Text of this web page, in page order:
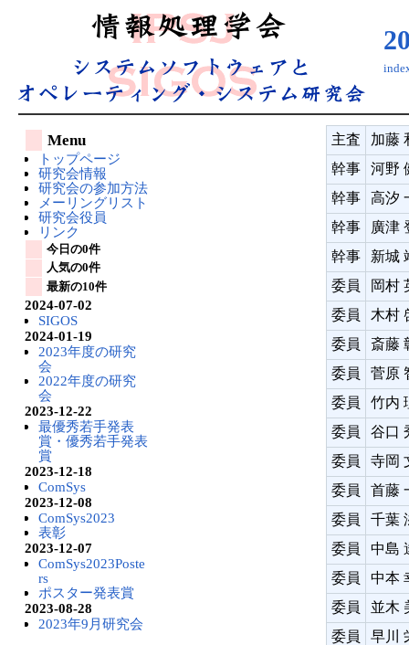
Menu
トップページ
研究会情報
研究会の参加方法
メーリングリスト
研究会役員
リンク
今日の0件
人気の0件
最新の10件
2024-07-02
SIGOS
2024-01-19
2023年度の研究
会
2022年度の研究
会
2023-12-22
最優秀若手発表
賞・優秀若手発表
賞
2023-12-18
ComSys
2023-12-08
ComSys2023
表彰
2023-12-07
ComSys2023Poste
rs
ポスター発表賞
2023-08-28
2023年9月研究会
主査
加藤
幹事
河野
幹事
高汐
幹事
廣津
幹事
新城
委員
岡村
委員
木村
委員
斎藤
委員
菅原
委員
竹内
委員
谷口
委員
寺岡
委員
首藤
委員
千葉
委員
中島
委員
中本
委員
並木
委員
早川